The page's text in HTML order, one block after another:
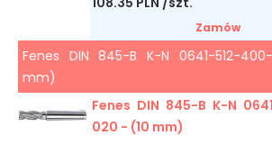
Zamów
Fenes DIN 845-B K-N 0641-512-
mm)
Fenes DIN 845-B K-N
020 - (10 mm)